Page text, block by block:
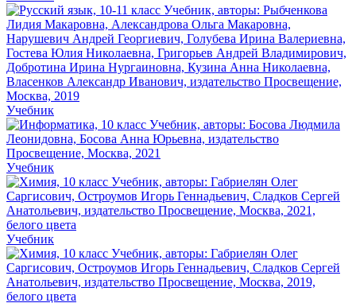
Учебник
Учебник
Учебник